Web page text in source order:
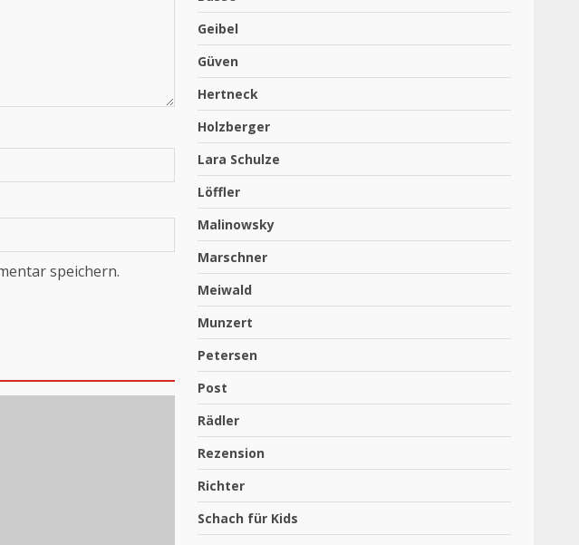
speichern.
Geibel
Güven
Hertneck
Holzberger
Lara Schulze
Löffler
Malinowsky
Marschner
Meiwald
Munzert
Petersen
Post
Rädler
Rezension
Richter
Schach für Kids